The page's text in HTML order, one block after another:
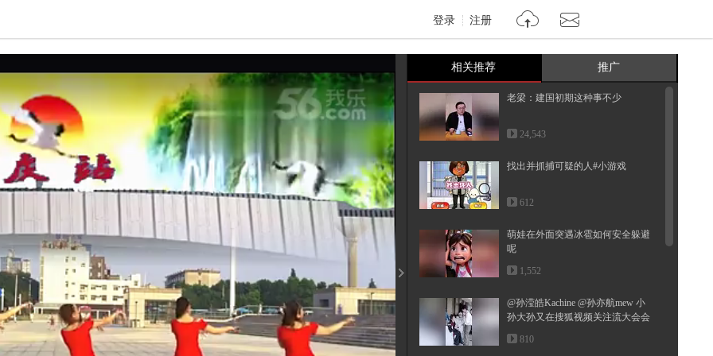
登录 注册
亮度 标准
饱和度 100
相关推荐 推广
老梁：建国初期这种事不少
24,543
找出并抓捕可疑的人#小游戏
612
萌娃在外面突遇冰雹如何安全躲避
呢
1,552
@孙滢皓Kachine @孙亦航mew 小
孙大孙又在搜狐视频关注流大会会
面啦...
810